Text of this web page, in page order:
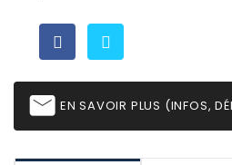
email EN SAVOIR PLUS (INFOS,